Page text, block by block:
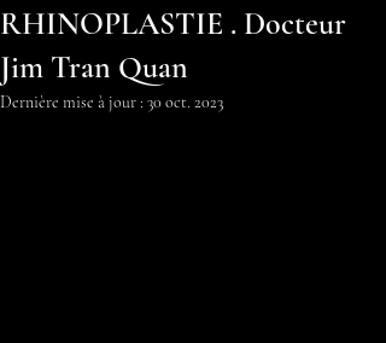
RHINOPLASTIE . Docteur
Jim Tran Quan
Dernière mise à jour : 30 oct. 2023